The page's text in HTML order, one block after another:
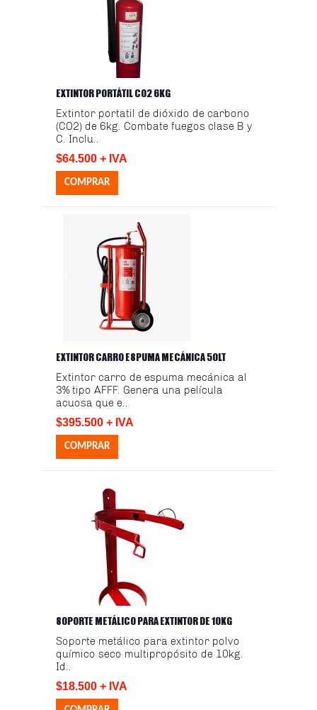
EXTINTOR PORTÁTIL CO2 6KG
Extintor portatil de dióxido de carbono
(CO2) de 6kg. Combate fuegos clase B y
C. Inclu..
$64.500 + IVA
EXTINTOR CARRO ESPUMA MECÁNICA 50LT
Extintor carro de espuma mecánica al
3% tipo AFFF. Genera una película
acuosa que e..
$395.500 + IVA
SOPORTE METÁLICO PARA EXTINTOR DE 10KG
Soporte metálico para extintor polvo
químico seco multipropósito de 10kg.
Id..
$18.500 + IVA